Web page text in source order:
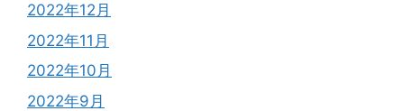
2022年12月
2022年11月
2022年10月
2022年9月